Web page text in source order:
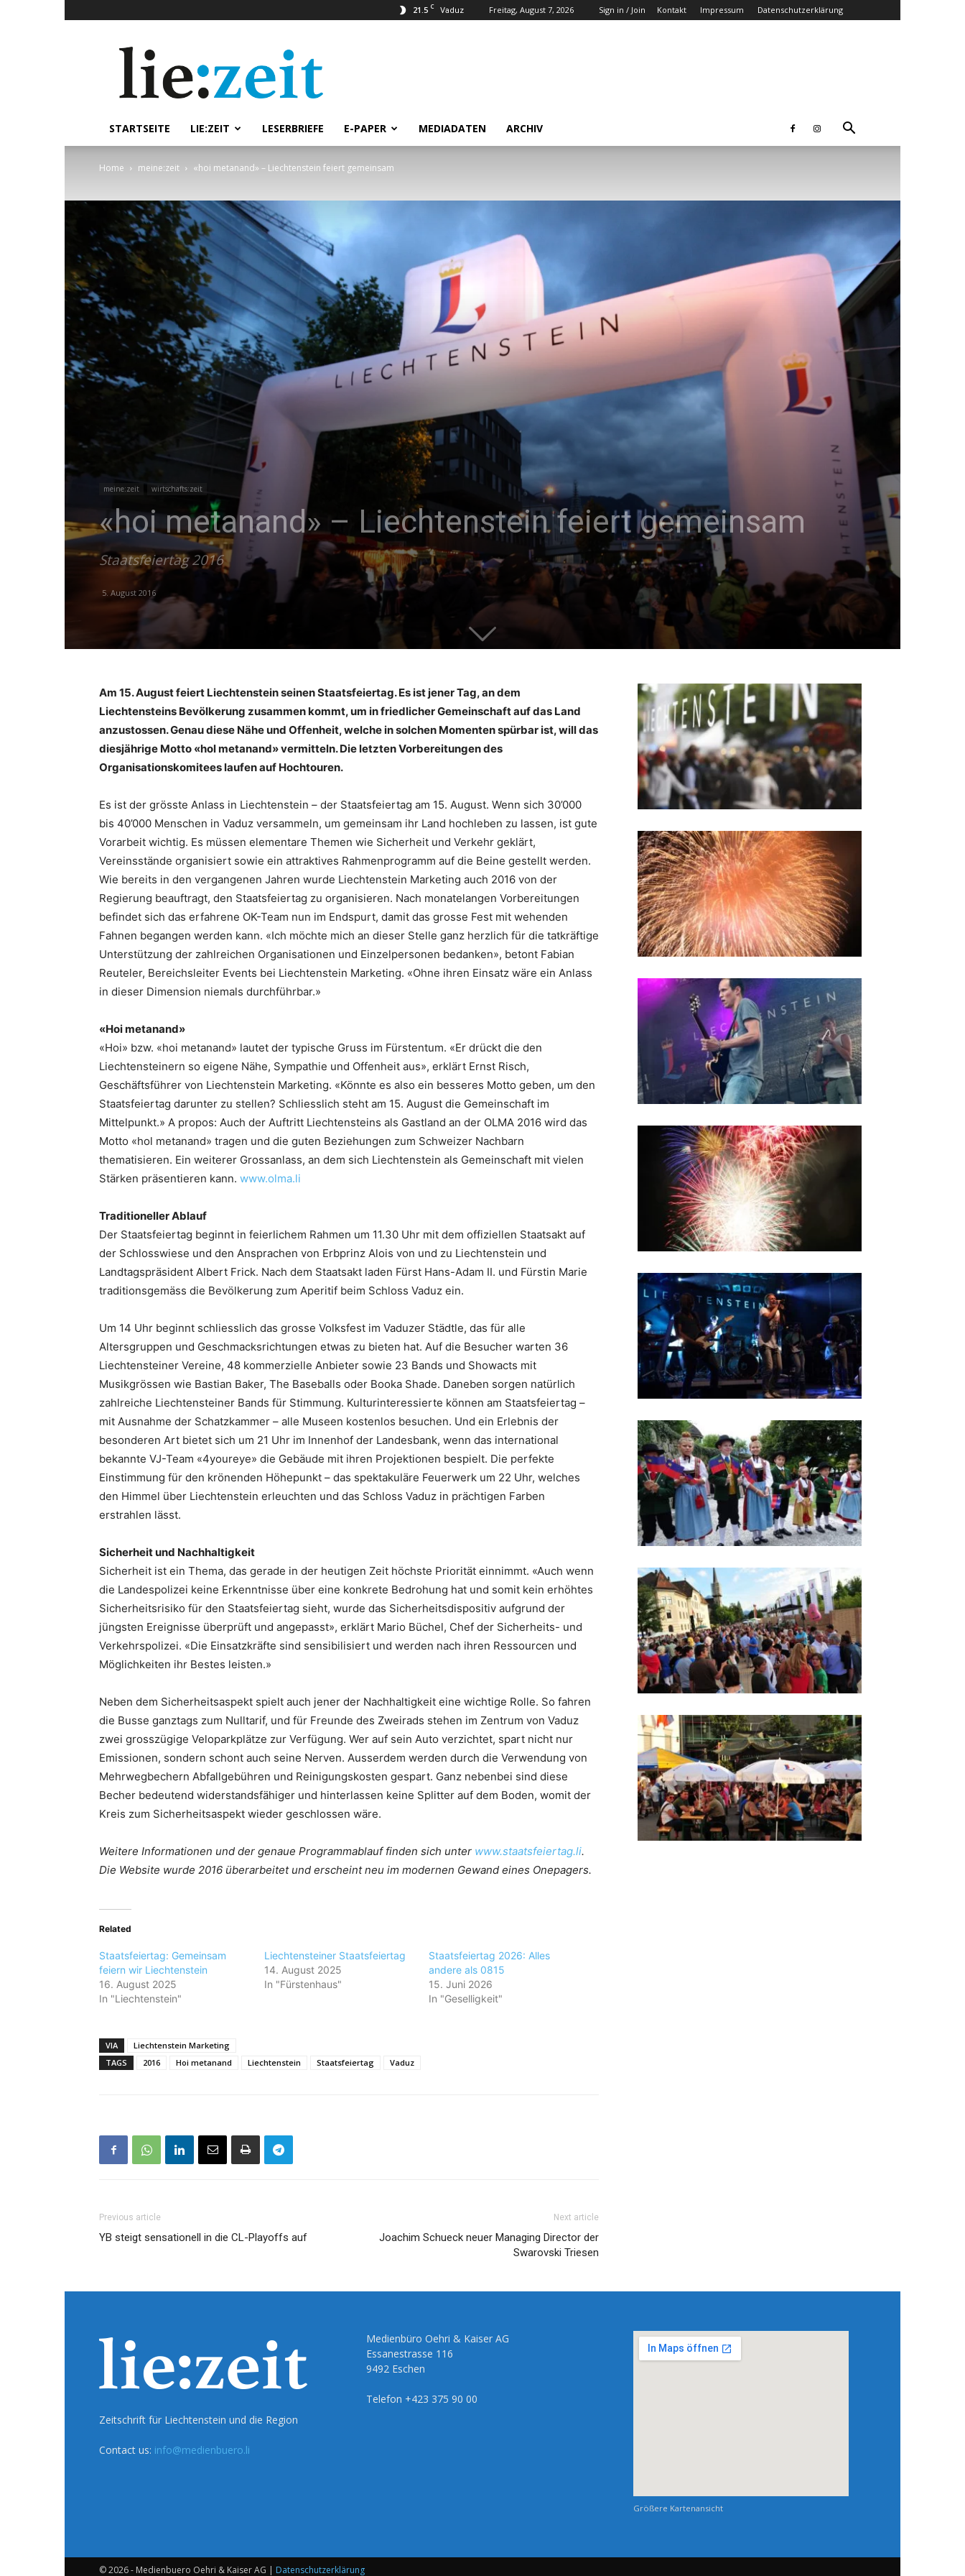
21.5 C Vaduz Freitag, August 7, 2026 Sign in / Join Kontakt Impressum Datenschutzerklärung
STARTSEITE LIE:ZEIT LESERBRIEFE E-PAPER MEDIADATEN ARCHIV
Home meine:zeit «hoi metanand» – Liechtenstein feiert gemeinsam
meine:zeit wirtschafts:zeit
«hoi metanand» – Liechtenstein feiert gemeinsam
Staatsfeiertag 2016
5. August 2016
Am 15. August feiert Liechtenstein seinen Staatsfeiertag. Es ist jener Tag, an dem
Liechtensteins Bevölkerung zusammen kommt, um in friedlicher Gemeinschaft auf das Land
anzustossen. Genau diese Nähe und Offenheit, welche in solchen Momenten spürbar ist, will das
diesjährige Motto «hol metanand» vermitteln. Die letzten Vorbereitungen des
Organisationskomitees laufen auf Hochtouren.
Es ist der grösste Anlass in Liechtenstein – der Staatsfeiertag am 15. August. Wenn sich 30’000
bis 40’000 Menschen in Vaduz versammeln, um gemeinsam ihr Land hochleben zu lassen, ist gute
Vorarbeit wichtig. Es müssen elementare Themen wie Sicherheit und Verkehr geklärt,
Vereinsstände organisiert sowie ein attraktives Rahmenprogramm auf die Beine gestellt werden.
Wie bereits in den vergangenen Jahren wurde Liechtenstein Marketing auch 2016 von der
Regierung beauftragt, den Staatsfeiertag zu organisieren. Nach monatelangen Vorbereitungen
befindet sich das erfahrene OK-Team nun im Endspurt, damit das grosse Fest mit wehenden
Fahnen begangen werden kann. «Ich möchte mich an dieser Stelle ganz herzlich für die tatkräftige
Unterstützung der zahlreichen Organisationen und Einzelpersonen bedanken», betont Fabian
Reuteler, Bereichsleiter Events bei Liechtenstein Marketing. «Ohne ihren Einsatz wäre ein Anlass
in dieser Dimension niemals durchführbar.»
«Hoi metanand»
«Hoi» bzw. «hoi metanand» lautet der typische Gruss im Fürstentum. «Er drückt die den
Liechtensteinern so eigene Nähe, Sympathie und Offenheit aus», erklärt Ernst Risch,
Geschäftsführer von Liechtenstein Marketing. «Könnte es also ein besseres Motto geben, um den
Staatsfeiertag darunter zu stellen? Schliesslich steht am 15. August die Gemeinschaft im
Mittelpunkt.» A propos: Auch der Auftritt Liechtensteins als Gastland an der OLMA 2016 wird das
Motto «hol metanand» tragen und die guten Beziehungen zum Schweizer Nachbarn
thematisieren. Ein weiterer Grossanlass, an dem sich Liechtenstein als Gemeinschaft mit vielen
Stärken präsentieren kann. www.olma.li
Traditioneller Ablauf
Der Staatsfeiertag beginnt in feierlichem Rahmen um 11.30 Uhr mit dem offiziellen Staatsakt auf
der Schlosswiese und den Ansprachen von Erbprinz Alois von und zu Liechtenstein und
Landtagspräsident Albert Frick. Nach dem Staatsakt laden Fürst Hans-Adam II. und Fürstin Marie
traditionsgemäss die Bevölkerung zum Aperitif beim Schloss Vaduz ein.
Um 14 Uhr beginnt schliesslich das grosse Volksfest im Vaduzer Städtle, das für alle
Altersgruppen und Geschmacksrichtungen etwas zu bieten hat. Auf die Besucher warten 36
Liechtensteiner Vereine, 48 kommerzielle Anbieter sowie 23 Bands und Showacts mit
Musikgrössen wie Bastian Baker, The Baseballs oder Booka Shade. Daneben sorgen natürlich
zahlreiche Liechtensteiner Bands für Stimmung. Kulturinteressierte können am Staatsfeiertag –
mit Ausnahme der Schatzkammer – alle Museen kostenlos besuchen. Und ein Erlebnis der
besonderen Art bietet sich um 21 Uhr im Innenhof der Landesbank, wenn das international
bekannte VJ-Team «4youreye» die Gebäude mit ihren Projektionen bespielt. Die perfekte
Einstimmung für den krönenden Höhepunkt – das spektakuläre Feuerwerk um 22 Uhr, welches
den Himmel über Liechtenstein erleuchten und das Schloss Vaduz in prächtigen Farben
erstrahlen lässt.
Sicherheit und Nachhaltigkeit
Sicherheit ist ein Thema, das gerade in der heutigen Zeit höchste Priorität einnimmt. «Auch wenn
die Landespolizei keine Erkenntnisse über eine konkrete Bedrohung hat und somit kein erhöhtes
Sicherheitsrisiko für den Staatsfeiertag sieht, wurde das Sicherheitsdispositiv aufgrund der
jüngsten Ereignisse überprüft und angepasst», erklärt Mario Büchel, Chef der Sicherheits- und
Verkehrspolizei. «Die Einsatzkräfte sind sensibilisiert und werden nach ihren Ressourcen und
Möglichkeiten ihr Bestes leisten.»
Neben dem Sicherheitsaspekt spielt auch jener der Nachhaltigkeit eine wichtige Rolle. So fahren
die Busse ganztags zum Nulltarif, und für Freunde des Zweirads stehen im Zentrum von Vaduz
zwei grosszügige Veloparkplätze zur Verfügung. Wer auf sein Auto verzichtet, spart nicht nur
Emissionen, sondern schont auch seine Nerven. Ausserdem werden durch die Verwendung von
Mehrwegbechern Abfallgebühren und Reinigungskosten gespart. Ganz nebenbei sind diese
Becher bedeutend widerstandsfähiger und hinterlassen keine Splitter auf dem Boden, womit der
Kreis zum Sicherheitsaspekt wieder geschlossen wäre.
Weitere Informationen und der genaue Programmablauf finden sich unter www.staatsfeiertag.li.
Die Website wurde 2016 überarbeitet und erscheint neu im modernen Gewand eines Onepagers.
Related
Staatsfeiertag: Gemeinsam
feiern wir Liechtenstein
16. August 2025
In "Liechtenstein"
Liechtensteiner Staatsfeiertag
14. August 2025
In "Fürstenhaus"
Staatsfeiertag 2026: Alles
andere als 0815
15. Juni 2026
In "Geselligkeit"
VIA
Liechtenstein Marketing
TAGS
2016 Hoi metanand Liechtenstein Staatsfeiertag Vaduz
Previous article
YB steigt sensationell in die CL-Playoffs auf
Next article
Joachim Schueck neuer Managing Director der
Swarovski Triesen
Zeitschrift für Liechtenstein und die Region
Contact us: info@medienbuero.li
Medienbüro Oehri & Kaiser AG
Essanestrasse 116
9492 Eschen
Telefon +423 375 90 00
Größere Kartenansicht
© 2026 - Medienbuero Oehri & Kaiser AG | Datenschutzerklärung